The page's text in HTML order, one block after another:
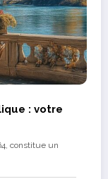
: votre
constitue un